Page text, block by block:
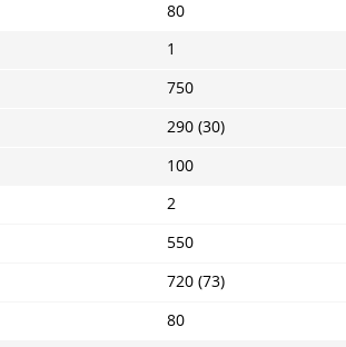
80
1
750
290 (30)
100
2
550
720 (73)
80